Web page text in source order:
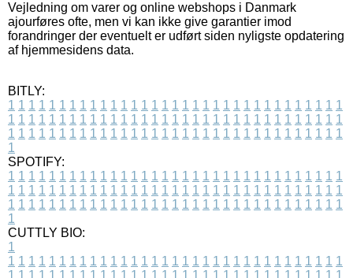
Vejledning om varer og online webshops i Danmark
ajourføres ofte, men vi kan ikke give garantier imod
forandringer der eventuelt er udført siden nyligste opdatering
af hjemmesidens data.
BITLY:
1 1 1 1 1 1 1 1 1 1 1 1 1 1 1 1 1 1 1 1 1 1 1 1 1 1 1 1 1 1 1 1 1
1 1 1 1 1 1 1 1 1 1 1 1 1 1 1 1 1 1 1 1 1 1 1 1 1 1 1 1 1 1 1 1 1
1 1 1 1 1 1 1 1 1 1 1 1 1 1 1 1 1 1 1 1 1 1 1 1 1 1 1 1 1 1 1 1 1
1
SPOTIFY:
1 1 1 1 1 1 1 1 1 1 1 1 1 1 1 1 1 1 1 1 1 1 1 1 1 1 1 1 1 1 1 1 1
1 1 1 1 1 1 1 1 1 1 1 1 1 1 1 1 1 1 1 1 1 1 1 1 1 1 1 1 1 1 1 1 1
1 1 1 1 1 1 1 1 1 1 1 1 1 1 1 1 1 1 1 1 1 1 1 1 1 1 1 1 1 1 1 1 1
1
CUTTLY BIO:
1
1 1 1 1 1 1 1 1 1 1 1 1 1 1 1 1 1 1 1 1 1 1 1 1 1 1 1 1 1 1 1 1 1